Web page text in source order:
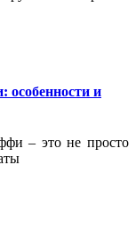
и
– это не просто